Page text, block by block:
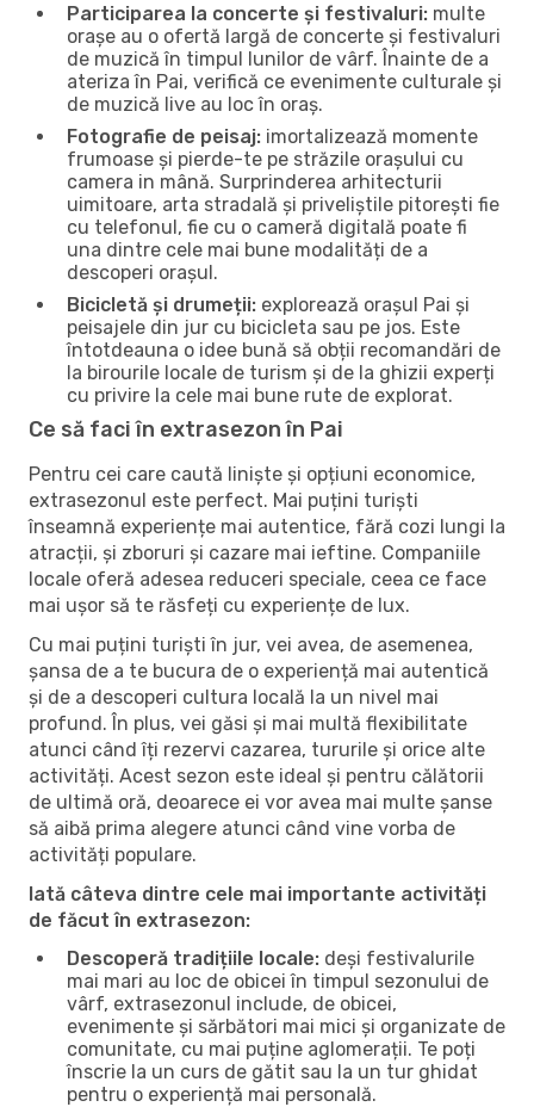
Participarea la concerte și festivaluri: multe
orașe au o ofertă largă de concerte și festivaluri
de muzică în timpul lunilor de vârf. Înainte de a
ateriza în Pai, verifică ce evenimente culturale și
de muzică live au loc în oraș.
Fotografie de peisaj: imortalizează momente
frumoase și pierde-te pe străzile orașului cu
camera in mână. Surprinderea arhitecturii
uimitoare, arta stradală și priveliștile pitorești fie
cu telefonul, fie cu o cameră digitală poate fi
una dintre cele mai bune modalități de a
descoperi orașul.
Bicicletă și drumeții: explorează orașul Pai și
peisajele din jur cu bicicleta sau pe jos. Este
întotdeauna o idee bună să obții recomandări de
la birourile locale de turism și de la ghizii experți
cu privire la cele mai bune rute de explorat.
Ce să faci în extrasezon în Pai
Pentru cei care caută liniște și opțiuni economice,
extrasezonul este perfect. Mai puțini turiști
înseamnă experiențe mai autentice, fără cozi lungi la
atracții, și zboruri și cazare mai ieftine. Companiile
locale oferă adesea reduceri speciale, ceea ce face
mai ușor să te răsfeți cu experiențe de lux.
Cu mai puțini turiști în jur, vei avea, de asemenea,
șansa de a te bucura de o experiență mai autentică
și de a descoperi cultura locală la un nivel mai
profund. În plus, vei găsi și mai multă flexibilitate
atunci când îți rezervi cazarea, tururile și orice alte
activități. Acest sezon este ideal și pentru călătorii
de ultimă oră, deoarece ei vor avea mai multe șanse
să aibă prima alegere atunci când vine vorba de
activități populare.
Iată câteva dintre cele mai importante activități
de făcut în extrasezon:
Descoperă tradițiile locale: deși festivalurile
mai mari au loc de obicei în timpul sezonului de
vârf, extrasezonul include, de obicei,
evenimente și sărbători mai mici și organizate de
comunitate, cu mai puține aglomerații. Te poți
înscrie la un curs de gătit sau la un tur ghidat
pentru o experiență mai personală.